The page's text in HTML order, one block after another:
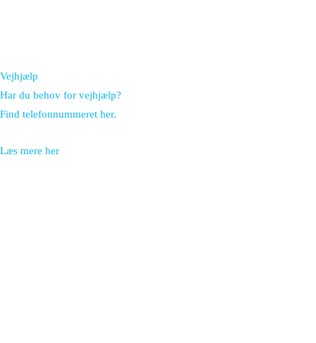
Vejhjælp
Har du behov for vejhjælp?
Find telefonnummeret her.
Læs mere her